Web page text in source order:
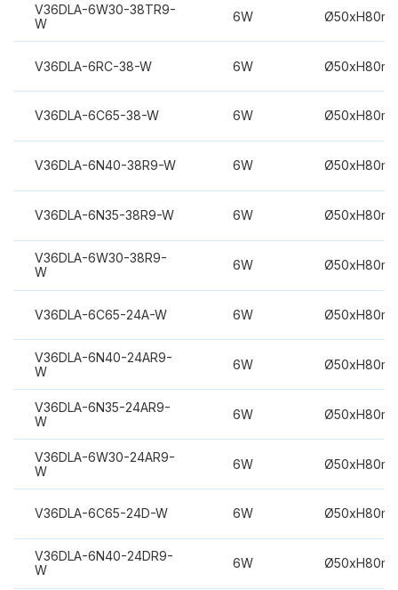
V36DLA-6W30-38TR9-
W
6W
V36DLA-6RC-38-W 6W
V36DLA-6C65-38-W 6W
V36DLA-6N40-38R9-W 6W
V36DLA-6N35-38R9-W 6W
V36DLA-6W30-38R9-
W
6W
V36DLA-6C65-24A-W 6W
V36DLA-6N40-24AR9-
W
6W
V36DLA-6N35-24AR9-
W
6W
V36DLA-6W30-24AR9-
W
6W
V36DLA-6C65-24D-W 6W
V36DLA-6N40-24DR9-
W
6W